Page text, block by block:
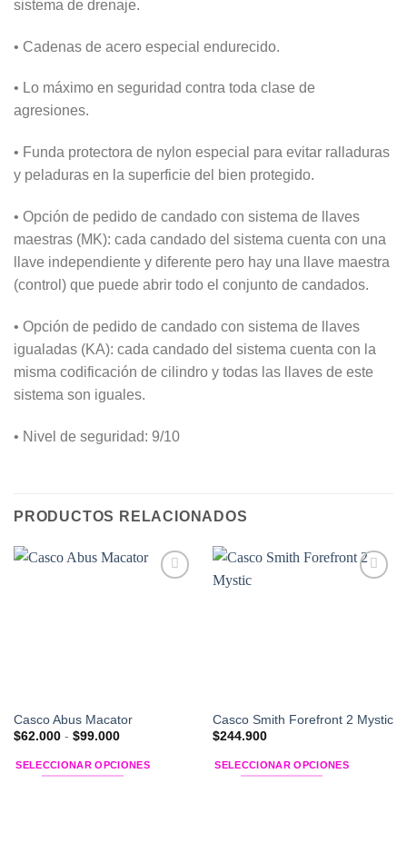
sistema de drenaje.
• Cadenas de acero especial endurecido.
• Lo máximo en seguridad contra toda clase de
agresiones.
• Funda protectora de nylon especial para evitar ralladuras
y peladuras en la superficie del bien protegido.
• Opción de pedido de candado con sistema de llaves
maestras (MK): cada candado del sistema cuenta con una
llave independiente y diferente pero hay una llave maestra
(control) que puede abrir todo el conjunto de candados.
• Opción de pedido de candado con sistema de llaves
igualadas (KA): cada candado del sistema cuenta con la
misma codificación de cilindro y todas las llaves de este
sistema son iguales.
• Nivel de seguridad: 9/10
PRODUCTOS RELACIONADOS
Casco Abus Macator
$62.000 - $99.000Rango
precios:
desde
SELECCIONAR OPCIONES
Casco Smith Forefront 2 Mystic
$244.900
SELECCIONAR OPCIONES